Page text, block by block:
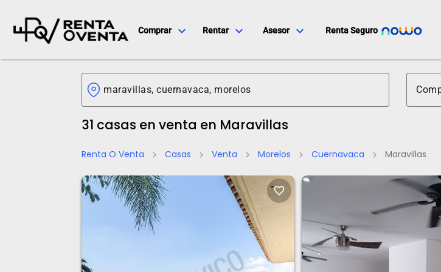
Comprar expand_more Rentar expand_more Asesor expand_more Renta Seguro
31 casas en venta en Maravillas
Renta O Venta chevron_right Casas chevron_right Venta chevron_right Morelos chevron_right Cuernavaca chevron_right Maravillas
favorite_border